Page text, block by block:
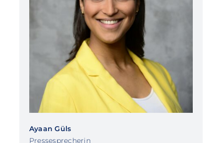
Ayaan Güls
Pressesprecherin